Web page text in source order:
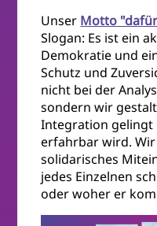
Unser Motto
Slogan: Es ist ein
Demokratie und
Schutz und
nicht bei der
sondern wir
Integration gelingt
erfahrbar wird.
solidarisches
jedes Einzelnen
oder woher er